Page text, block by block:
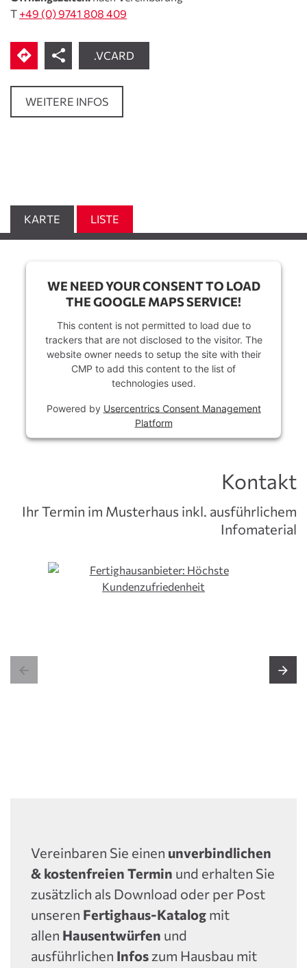
T +49 (0) 9741 808 409
.VCARD
WEITERE INFOS
KARTE LISTE
WE NEED YOUR CONSENT TO LOAD
THE GOOGLE MAPS SERVICE!
This content is not permitted to load due to
trackers that are not disclosed to the visitor. The
website owner needs to setup the site with their
CMP to add this content to the list of
technologies used.
Powered by Usercentrics Consent Management
Platform
MUSTERHAUS BURGOBERBACH
Kups, Christian
+49 (0) 9741 808 409
Ihr Termin im Musterhaus inkl. ausführlichem
Infomaterial
Kontakt
 
Vereinbaren Sie einen unverbindlichen
& kostenfreien Termin und erhalten Sie
zusätzlich als Download oder per Post
unseren Fertighaus-Katalog mit
allen Hausentwürfen und
ausführlichen Infoszum Hausbau mit